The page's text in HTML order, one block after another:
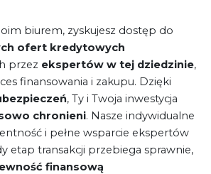
biurem, zyskujesz dostęp do
ofert kredytowych
przez ekspertów w tej dziedzinie,
finansowania i zakupu. Dzięki
, Ty i Twoja inwestycja
chronieni. Nasze indywidualne
i pełne wsparcie ekspertów
etap transakcji przebiega sprawnie,
finansową